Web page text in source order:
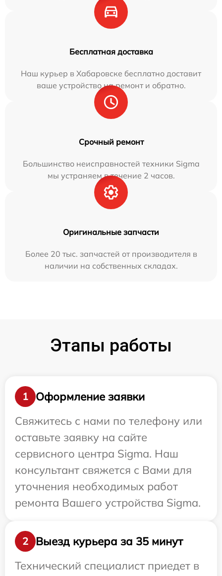
Бесплатная доставка
Наш курьер в Хабаровске бесплатно доставит
ваше устройство на ремонт и обратно.
Срочный ремонт
Большинство неисправностей техники Sigma
мы устраняем в течение 2 часов.
Оригинальные запчасти
Более 20 тыс. запчастей от производителя в
наличии на собственных складах.
Этапы работы
1
Оформление заявки
Свяжитесь с нами по телефону или
оставьте заявку на сайте
сервисного центра Sigma. Наш
консультант свяжется с Вами для
уточнения необходимых работ
ремонта Вашего устройства Sigma.
2
Выезд курьера за 35 минут
Технический специалист приедет в